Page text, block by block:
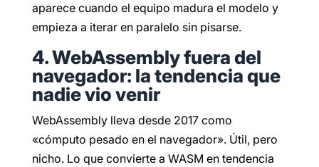
aparece cuando el equipo madura el modelo y
empieza a iterar en paralelo sin pisarse.
4. WebAssembly fuera del
navegador: la tendencia que
nadie vio venir
WebAssembly lleva desde 2017 como
«cómputo pesado en el navegador». Útil, pero
nicho. Lo que convierte a WASM en tendencia